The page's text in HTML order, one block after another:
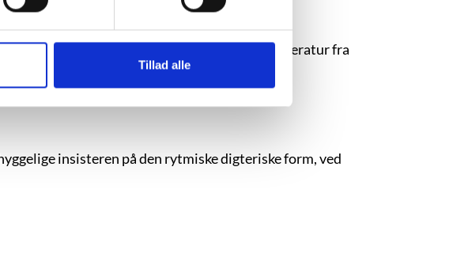
Tillad alle
noveller. Sideløbende oversatte han litteratur fra
radioprogrammet "Alfabet" på P1.
insisteren på den rytmiske digteriske form, ved